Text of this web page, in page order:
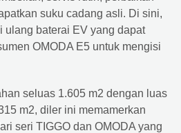
suku cadang asli. Di sini,
ulang baterai EV yang dapat
OMODA E5 untuk mengisi
seluas 1.605 m2 dengan luas
m2, diler ini memamerkan
seri TIGGO dan OMODA yang